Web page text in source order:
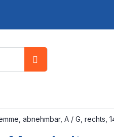
abnehmbar, A / G, rechts,